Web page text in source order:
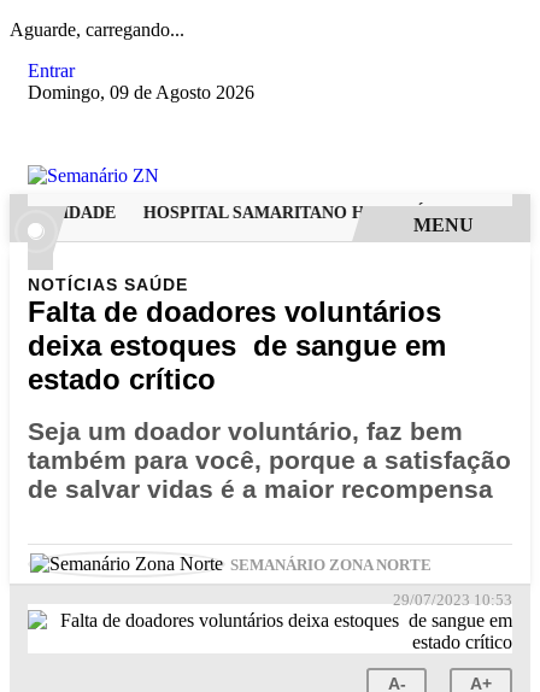
Aguarde, carregando...
Entrar
Domingo, 09 de Agosto 2026
HOSPITAL SAMARITANO HIGIENÓPOLIS
MENU
NOTÍCIAS SAÚDE
Falta de doadores voluntários
deixa estoques de sangue em
estado crítico
Seja um doador voluntário, faz bem
também para você, porque a satisfação
de salvar vidas é a maior recompensa
SEMANÁRIO ZONA NORTE
29/07/2023 10:53
A- A+